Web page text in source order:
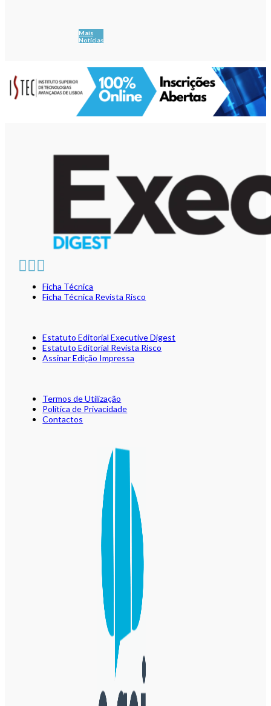
Mais
Notícias
Ficha Técnica
Ficha Técnica Revista Risco
Estatuto Editorial Executive Digest
Estatuto Editorial Revista Risco
Assinar Edição Impressa
Termos de Utilização
Política de Privacidade
Contactos